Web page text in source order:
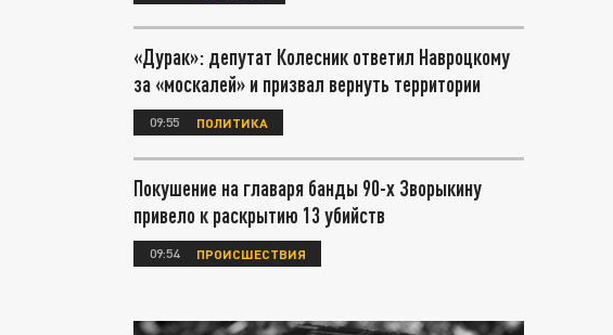
«Дурак»: депутат Колесник ответил Навроцкому
за «москалей» и призвал вернуть территории
09:55 ПОЛИТИКА
Покушение на главаря банды 90-х Зворыкину
привело к раскрытию 13 убийств
09:54 ПРОИСШЕСТВИЯ